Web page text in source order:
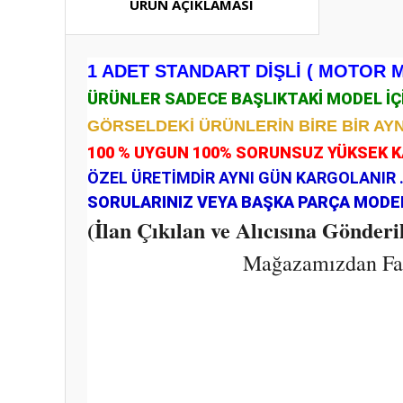
ÜRÜN AÇIKLAMASI
1 ADET STANDART DİŞLİ ( MOTOR
ÜRÜNLER SADECE BAŞLIKTAKİ MODEL
GÖRSELDEKİ ÜRÜNLERİN BİRE BİR
100 % UYGUN 100% SORUNSUZ YÜKSEK
ÖZEL ÜRETİMDİR AYNI GÜN KARGOLANIR .
SORULARINIZ VEYA BAŞKA PARÇA
(İlan Çıkılan ve Alıcısına
Mağazamızdan